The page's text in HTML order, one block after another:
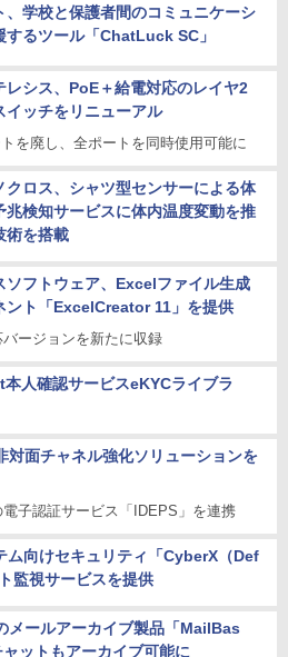
、学校と保護者間のコミュニケーシ
するツール「ChatLuck SC」
レシス、PoE＋給電対応のレイヤ2
イッチをリニューアル
を廃し、全ポートを同時使用可能に
クロス、シャツ型センサーによる体
兆検知サービスに体内温度変動を推
術を搭載
ソフトウェア、Excelファイル生成
ント「ExcelCreator 11」を提供
ージョンを新たに収録
人確認サービスeKYCライブラ
対面チャネル強化ソリューションを
子認証サービス「IDEPS」を連携
ム向けセキュリティ「CyberX（Def
監視サービスを提供
メールアーカイブ製品「MailBas
ットもアーカイブ可能に